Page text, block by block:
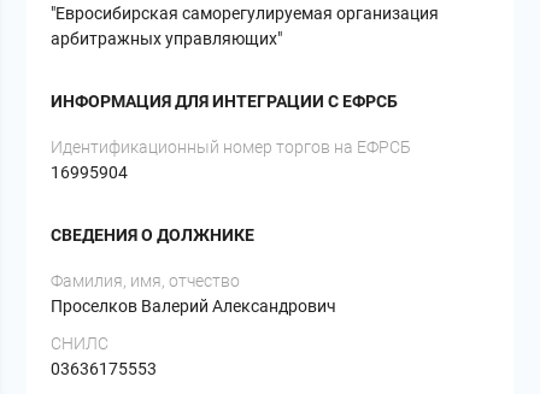
"Евросибирская саморегулируемая организация
арбитражных управляющих"
ИНФОРМАЦИЯ ДЛЯ ИНТЕГРАЦИИ С ЕФРСБ
Идентификационный номер торгов на ЕФРСБ
16995904
СВЕДЕНИЯ О ДОЛЖНИКЕ
Фамилия, имя, отчество
Проселков Валерий Александрович
СНИЛС
03636175553